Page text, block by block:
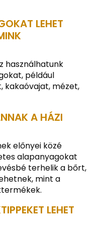
LEHET
használhatunk
például
kakaóvajat, mézet,
A HÁZI
előnyei közé
alapanyagokat
terhelik a bőrt,
mint a
LEHET